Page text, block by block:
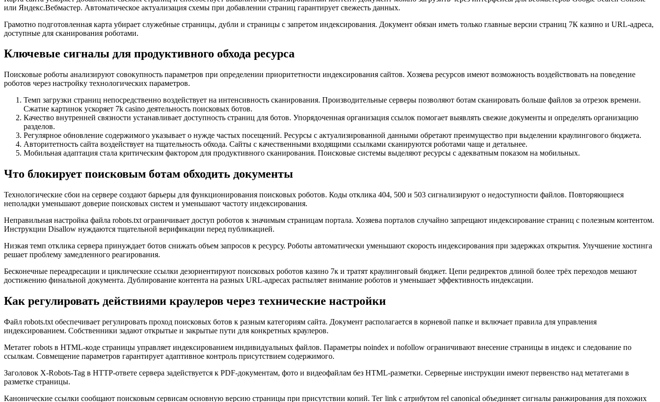
или Яндекс.Вебмастер. Автоматическое актуализация схемы при добавлении страниц гарантирует свежесть данных.
Грамотно подготовленная карта убирает служебные страницы, дубли и страницы с запретом индексирования. Документ обязан иметь только главные версии страниц 7К казино и URL-адреса,
доступные для сканирования роботами.
Ключевые сигналы для продуктивного обхода ресурса
Поисковые роботы анализируют совокупность параметров при определении приоритетности индексирования сайтов. Хозяева ресурсов имеют возможность воздействовать на поведение
роботов через настройку технологических параметров.
Темп загрузки страниц непосредственно воздействует на интенсивность сканирования. Производительные серверы позволяют ботам сканировать больше файлов за отрезок времени.
Сжатие картинок ускоряет 7k casino деятельность поисковых ботов.
Качество внутренней связности устанавливает доступность страниц для ботов. Упорядоченная организация ссылок помогает выявлять свежие документы и определять организацию
разделов.
Регулярное обновление содержимого указывает о нужде частых посещений. Ресурсы с актуализированной данными обретают преимущество при выделении краулингового бюджета.
Авторитетность сайта воздействует на тщательность обхода. Сайты с качественными входящими ссылками сканируются роботами чаще и детальнее.
Мобильная адаптация стала критическим фактором для продуктивного сканирования. Поисковые системы выделяют ресурсы с адекватным показом на мобильных.
Что блокирует поисковым ботам обходить документы
Технологические сбои на сервере создают барьеры для функционирования поисковых роботов. Коды отклика 404, 500 и 503 сигнализируют о недоступности файлов. Повторяющиеся
неполадки уменьшают доверие поисковых систем и уменьшают частоту индексирования.
Неправильная настройка файла robots.txt ограничивает доступ роботов к значимым страницам портала. Хозяева порталов случайно запрещают индексирование страниц с полезным контентом.
Инструкции Disallow нуждаются тщательной верификации перед публикацией.
Низкая темп отклика сервера принуждает ботов снижать объем запросов к ресурсу. Роботы автоматически уменьшают скорость индексирования при задержках открытия. Улучшение хостинга
решает проблему замедленного реагирования.
Бесконечные переадресации и циклические ссылки дезориентируют поисковых роботов казино 7к и тратят краулинговый бюджет. Цепи редиректов длиной более трёх переходов мешают
достижению финальной документа. Дублирование контента на разных URL-адресах распыляет внимание роботов и уменьшает эффективность индексации.
Как регулировать действиями краулеров через технические настройки
Файл robots.txt обеспечивает регулировать проход поисковых ботов к разным категориям сайта. Документ располагается в корневой папке и включает правила для управления
индексированием. Собственники задают открытые и закрытые пути для конкретных краулеров.
Метатег robots в HTML-коде страницы управляет индексированием индивидуальных файлов. Параметры noindex и nofollow ограничивают внесение страницы в индекс и следование по
ссылкам. Совмещение параметров гарантирует адаптивное контроль присутствием содержимого.
Заголовок X-Robots-Tag в HTTP-ответе сервера задействуется к PDF-документам, фото и видеофайлам без HTML-разметки. Серверные инструкции имеют первенство над метатегами в
разметке страницы.
Канонические ссылки сообщают поисковым сервисам основную версию страницы при присутствии копий. Тег link с атрибутом rel canonical объединяет сигналы ранжирования для похожих